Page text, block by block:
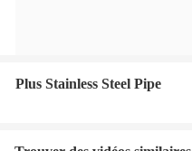
Plus Stainless Steel Pipe